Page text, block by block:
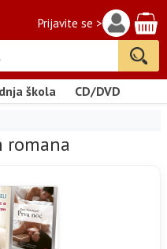
Prijavite se >
škola
CD/DVD
romana